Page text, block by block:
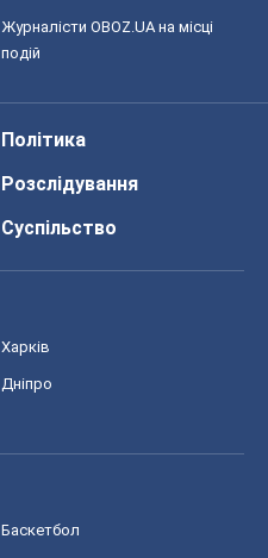
Журналісти OBOZ.UA на місці
подій
Політика
Розслідування
Суспільство
Харків
Дніпро
Баскетбол